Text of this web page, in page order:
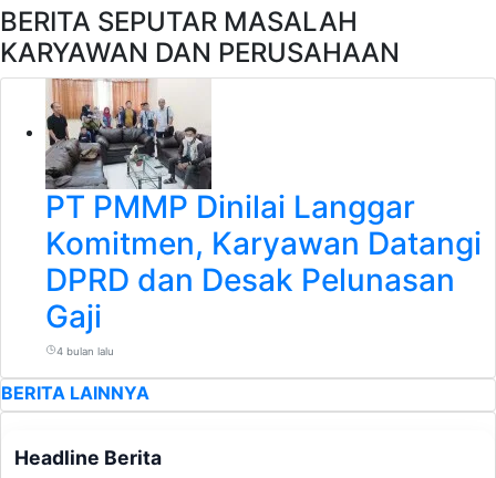
BERITA SEPUTAR MASALAH
KARYAWAN DAN PERUSAHAAN
PT PMMP Dinilai Langgar
Komitmen, Karyawan Datangi
DPRD dan Desak Pelunasan
Gaji
4 bulan lalu
BERITA LAINNYA
Headline Berita